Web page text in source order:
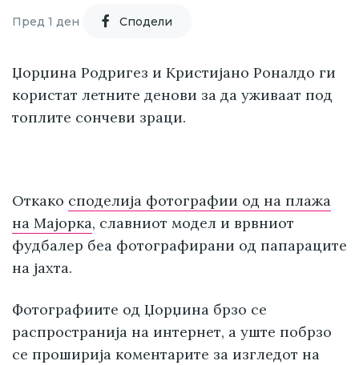
Пред 1 ден Cподели
Џорџина Родригез и Кристијано Роналдо ги
користат летните денови за да уживаат под
топлите сончеви зраци.
Откако споделија фотографии од на плажа
на Мајорка, славниот модел и врвниот
фудбалер беа фотографирани од папараците
на јахта.
Фотографиите од Џорџина брзо се
распространија на интернет, а уште побрзо
се проширија коментарите за изгледот на